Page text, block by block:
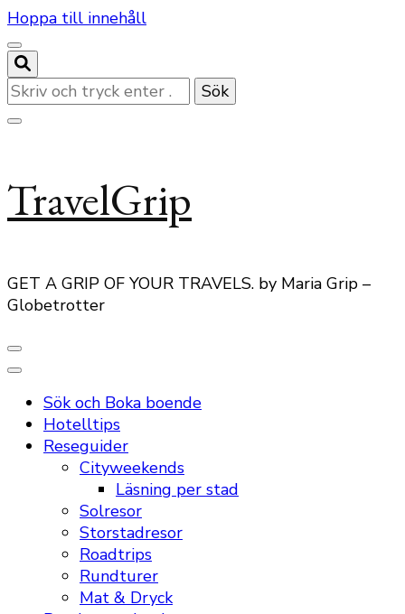
Hoppa till innehåll
Letar
du
efter
TravelGrip
GET A GRIP OF YOUR TRAVELS. by Maria Grip –
Globetrotter
Sök och Boka boende
Hotelltips
Reseguider
Cityweekends
Läsning per stad
Solresor
Storstadresor
Roadtrips
Rundturer
Mat & Dryck